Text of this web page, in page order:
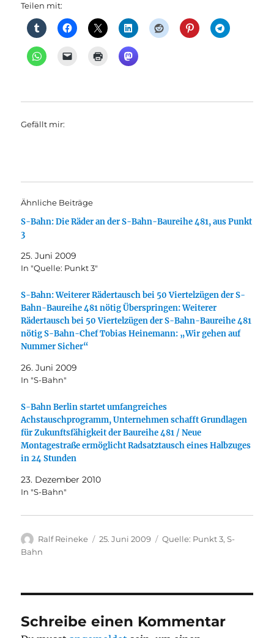
Teilen mit:
Gefällt mir:
Ähnliche Beiträge
S-Bahn: Die Räder an der S-Bahn-Baureihe 481, aus Punkt
3
25. Juni 2009
In "Quelle: Punkt 3"
S-Bahn: Weiterer Rädertausch bei 50 Viertelzügen der S-
Bahn-Baureihe 481 nötig Überspringen: Weiterer
Rädertausch bei 50 Viertelzügen der S-Bahn-Baureihe 481
nötig S-Bahn-Chef Tobias Heinemann: „Wir gehen auf
Nummer Sicher“
26. Juni 2009
In "S-Bahn"
S-Bahn Berlin startet umfangreiches
Achstauschprogramm, Unternehmen schafft Grundlagen
für Zukunftsfähigkeit der Baureihe 481 / Neue
Montagestraße ermöglicht Radsatztausch eines Halbzuges
in 24 Stunden
23. Dezember 2010
In "S-Bahn"
Autor
Ralf Reineke
Veröffentlicht
25. Juni 2009 Kategorien
Quelle: Punkt 3,S-
Bahn
Schreibe einen Kommentar